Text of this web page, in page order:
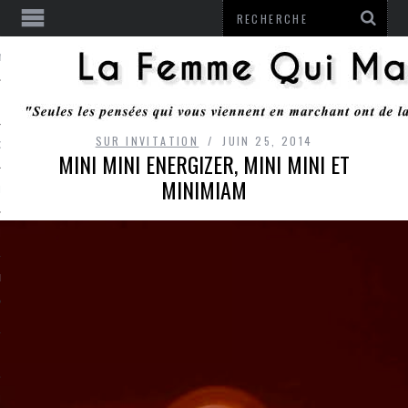
RESTER SUR INVITATION JUIN 25, 2014
MINI MINI ENERGIZER, MINI MINI ET
MINIMIAM